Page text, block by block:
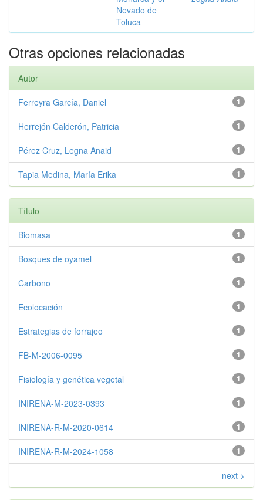
Nevado de
Toluca
Otras opciones relacionadas
Autor
1
Ferreyra García, Daniel
1
Herrejón Calderón, Patricia
1
Pérez Cruz, Legna Anaid
1
Tapia Medina, María Erika
Título
1
Biomasa
1
Bosques de oyamel
1
Carbono
1
Ecolocación
1
Estrategias de forrajeo
1
FB-M-2006-0095
1
Fisiología y genética vegetal
1
INIRENA-M-2023-0393
1
INIRENA-R-M-2020-0614
1
INIRENA-R-M-2024-1058
next >